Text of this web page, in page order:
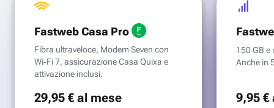
Fastweb Casa Pro
Fibra ultraveloce, Modem Seven con
Wi‑Fi 7, assicurazione Casa Quixa e
attivazione inclusi.
29,95 €al mese
150 GB e
Anche in
9,95 €